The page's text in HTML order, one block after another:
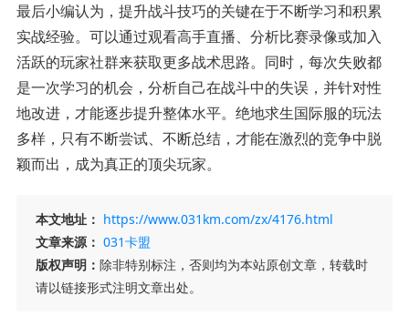
最后小编认为，提升战斗技巧的关键在于不断学习和积累
实战经验。可以通过观看高手直播、分析比赛录像或加入
活跃的玩家社群来获取更多战术思路。同时，每次失败都
是一次学习的机会，分析自己在战斗中的失误，并针对性
地改进，才能逐步提升整体水平。绝地求生国际服的玩法
多样，只有不断尝试、不断总结，才能在激烈的竞争中脱
颖而出，成为真正的顶尖玩家。
本文地址： https://www.031km.com/zx/4176.html
文章来源： 031卡盟
版权声明： 除非特别标注，否则均为本站原创文章，转载时
请以链接形式注明文章出处。